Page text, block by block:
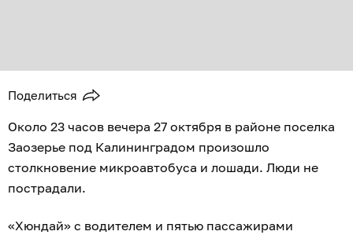
Поделиться
Около 23 часов вечера 27 октября в районе поселка
Заозерье под Калининградом произошло
столкновение микроавтобуса и лошади. Люди не
пострадали.
«Хюндай» с водителем и пятью пассажирами